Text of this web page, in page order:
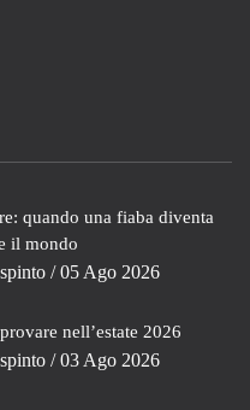
quando una fiaba diventa
il mondo
/ 05 Ago 2026
nell’estate 2026
/ 03 Ago 2026